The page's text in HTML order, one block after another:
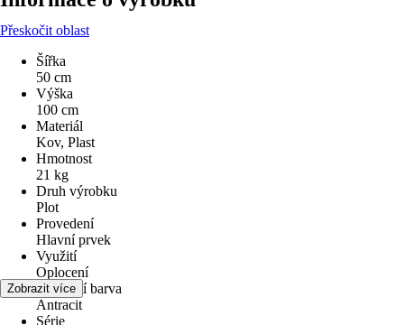
Přeskočit oblast
Šířka
50 cm
Výška
100 cm
Materiál
Kov, Plast
Hmotnost
21 kg
Druh výrobku
Plot
Provedení
Hlavní prvek
Využití
Oplocení
Základní barva
Antracit
Série
Zobrazit více